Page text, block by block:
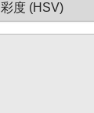
彩度 (HSV)